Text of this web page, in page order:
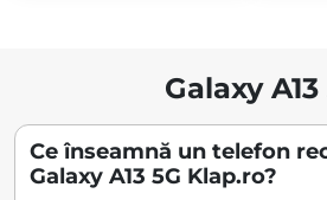
Galaxy A13
Ce înseamnă un telefon
Galaxy A13 5G Klap.ro?